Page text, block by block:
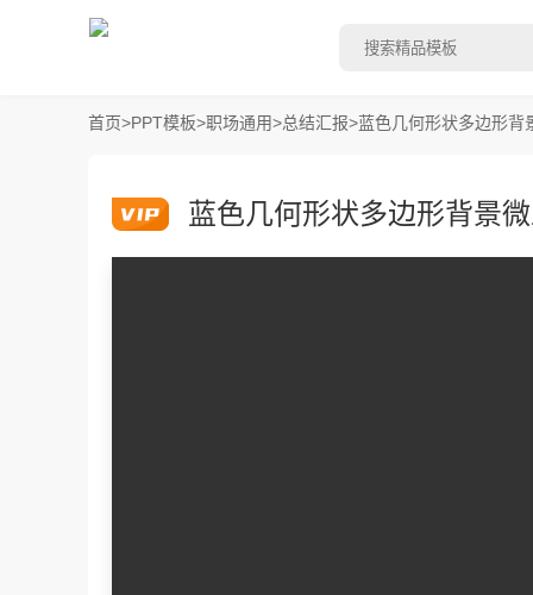
首页>PPT模板>职场通用>总结汇报>蓝色几何形状多边形背
蓝色几何形状多边形背景